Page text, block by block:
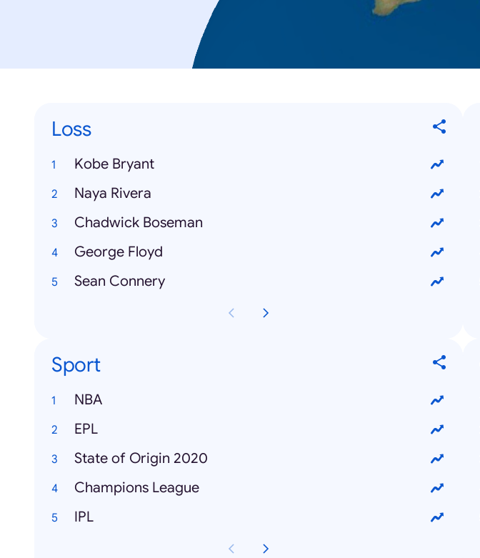
Loss
Kobe Bryant
Naya Rivera
Chadwick Boseman
George Floyd
Sean Connery
Sport
NBA
EPL
State of Origin 2020
Champions League
IPL